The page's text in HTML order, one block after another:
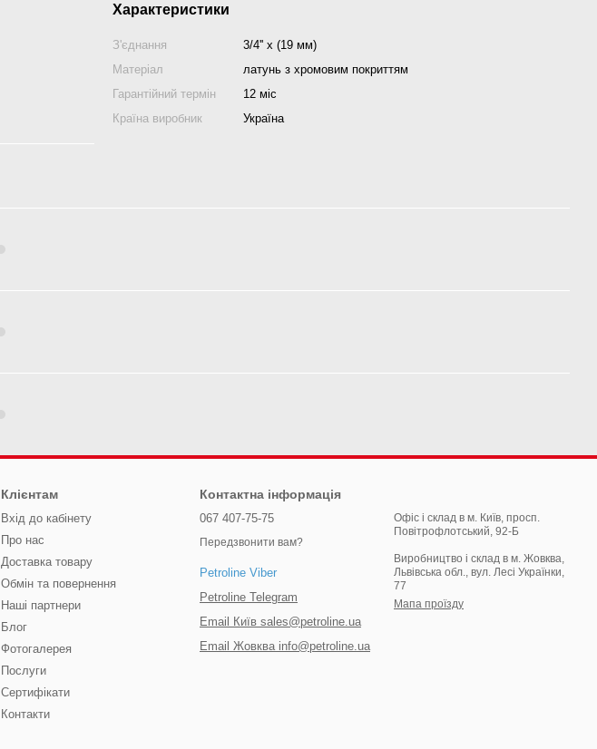
Характеристики
З'єднання
3/4'' x (19 мм)
Матеріал
латунь з хромовим покриттям
Гарантійний термін
12 міс
Країна виробник
Україна
Клієнтам
Вхід до кабінету
Про нас
Доставка товару
Обмін та повернення
Наші партнери
Блог
Фотогалерея
Послуги
Сертифікати
Контакти
Контактна інформація
067 407-75-75
Передзвонити вам?
Petroline Viber
Petroline Telegram
Email Київ sales@petroline.ua
Email Жовква info@petroline.ua
Офіс і склад в м. Київ, просп.
Повітрофлотський, 92-Б
Виробництво і склад в м. Жовква,
Львівська обл., вул. Лесі Українки,
77
Мапа проїзду